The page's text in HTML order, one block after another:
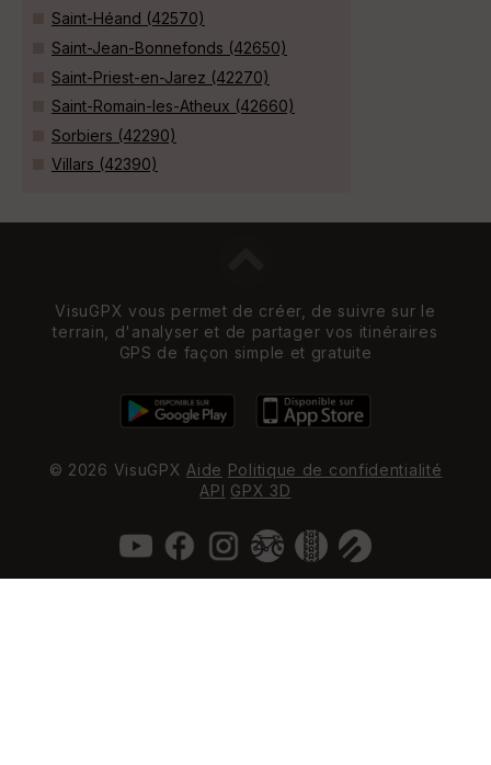
Saint-Héand (42570)
Saint-Jean-Bonnefonds (42650)
Saint-Priest-en-Jarez (42270)
Saint-Romain-les-Atheux (42660)
Sorbiers (42290)
Villars (42390)
VisuGPX vous permet de créer, de suivre sur le
terrain, d'analyser et de partager vos itinéraires
GPS de façon simple et gratuite
© 2026 VisuGPXAide Politique de confidentialité
API GPX 3D